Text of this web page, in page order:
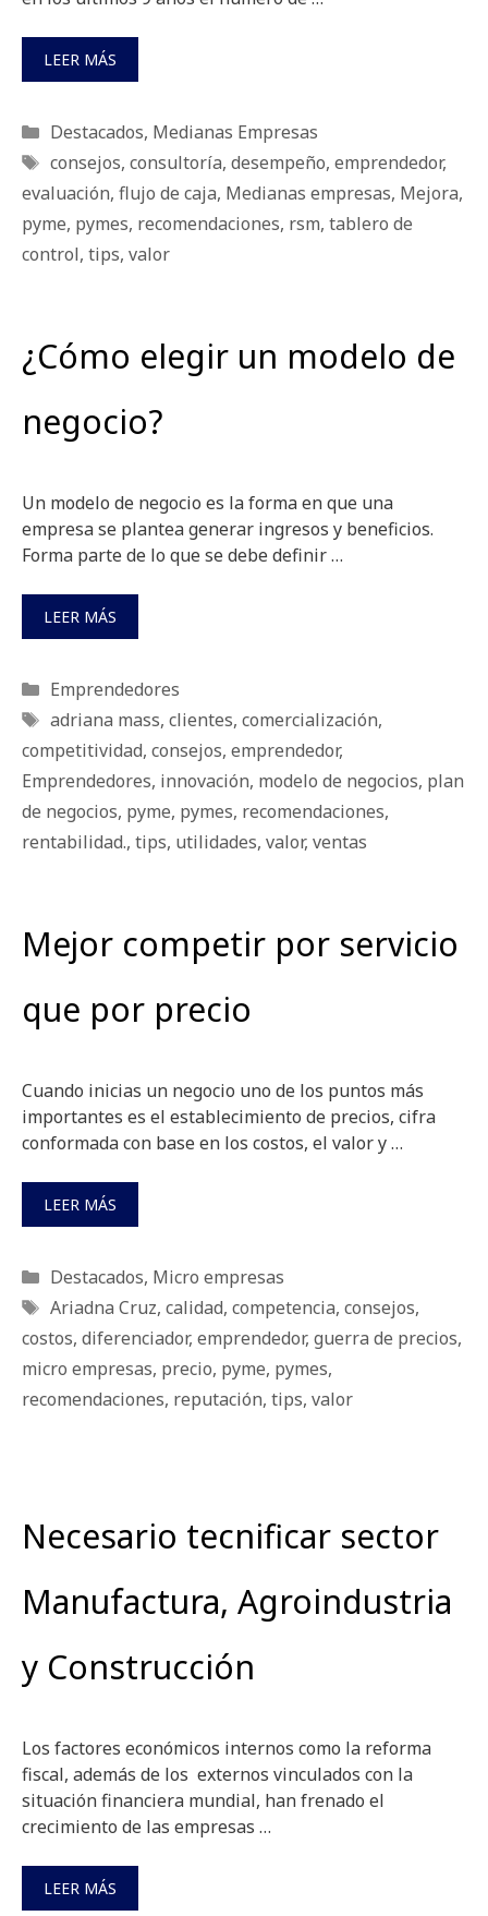
LEER MÁS
Categorías
Destacados, Medianas Empresas
Etiquetas
consejos, consultoría, desempeño, emprendedor,
evaluación, flujo de caja, Medianas empresas, Mejora,
pyme, pymes, recomendaciones, rsm, tablero de
control, tips, valor
¿Cómo elegir un modelo de
negocio?
Un modelo de negocio es la forma en que una
empresa se plantea generar ingresos y beneficios.
Forma parte de lo que se debe definir …
LEER MÁS
Categorías
Emprendedores
Etiquetas
adriana mass, clientes, comercialización,
competitividad, consejos, emprendedor,
Emprendedores, innovación, modelo de negocios, plan
de negocios, pyme, pymes, recomendaciones,
rentabilidad., tips, utilidades, valor, ventas
Mejor competir por servicio
que por precio
Cuando inicias un negocio uno de los puntos más
importantes es el establecimiento de precios, cifra
conformada con base en los costos, el valor y …
LEER MÁS
Categorías
Destacados, Micro empresas
Etiquetas
Ariadna Cruz, calidad, competencia, consejos,
costos, diferenciador, emprendedor, guerra de precios,
micro empresas, precio, pyme, pymes,
recomendaciones, reputación, tips, valor
Necesario tecnificar sector
Manufactura, Agroindustria
y Construcción
Los factores económicos internos como la reforma
fiscal, además de los externos vinculados con la
situación financiera mundial, han frenado el
crecimiento de las empresas …
LEER MÁS